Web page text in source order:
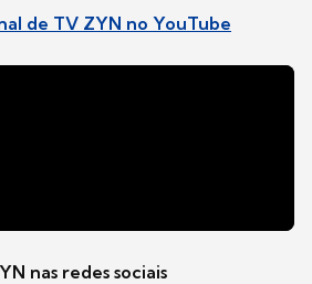
de TV ZYN no YouTube
nas redes sociais